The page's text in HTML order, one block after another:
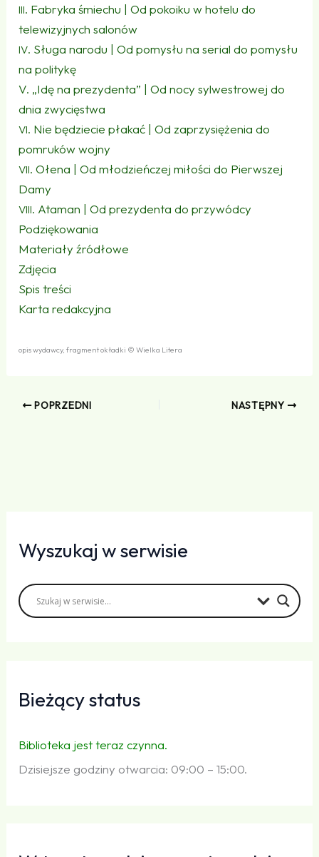
III. Fabryka śmiechu | Od pokoiku w hotelu do
telewizyjnych salonów
IV. Sługa narodu | Od pomysłu na serial do pomysłu
na politykę
V. „Idę na prezydenta” | Od nocy sylwestrowej do
dnia zwycięstwa
VI. Nie będziecie płakać | Od zaprzysiężenia do
pomruków wojny
VII. Ołena | Od młodzieńczej miłości do Pierwszej
Damy
VIII. Ataman | Od prezydenta do przywódcy
Podziękowania
Materiały źródłowe
Zdjęcia
Spis treści
Karta redakcyjna
opis wydawcy, fragment okładki © Wielka Litera
POPRZEDNI NASTĘPNY
Wyszukaj w serwisie
Bieżący status
Biblioteka jest teraz czynna.
Dzisiejsze godziny otwarcia: 09:00 – 15:00.